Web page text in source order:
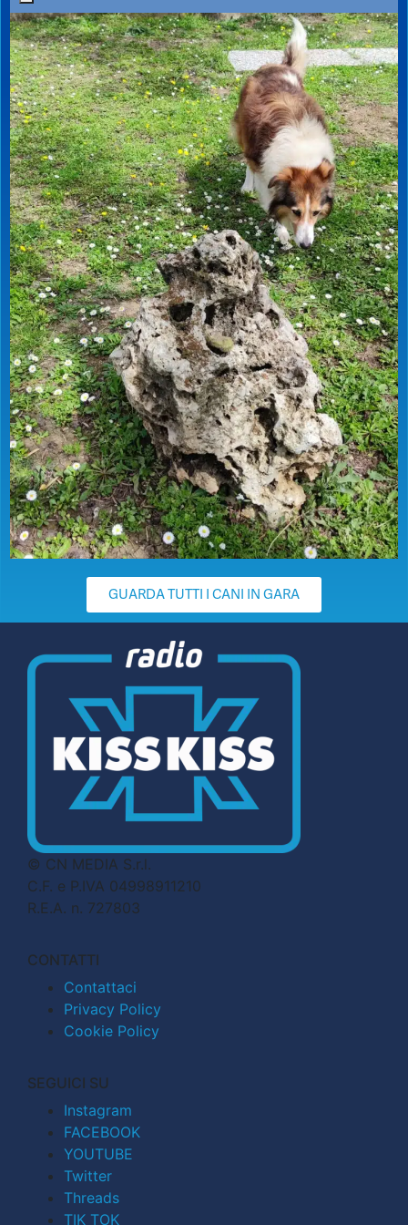
GUARDA TUTTI I CANI IN GARA
© CN MEDIA S.r.l.
C.F. e P.IVA 04998911210
R.E.A. n. 727803
CONTATTI
Contattaci
Privacy Policy
Cookie Policy
SEGUICI SU
Instagram
FACEBOOK
YOUTUBE
Twitter
Threads
TIK TOK